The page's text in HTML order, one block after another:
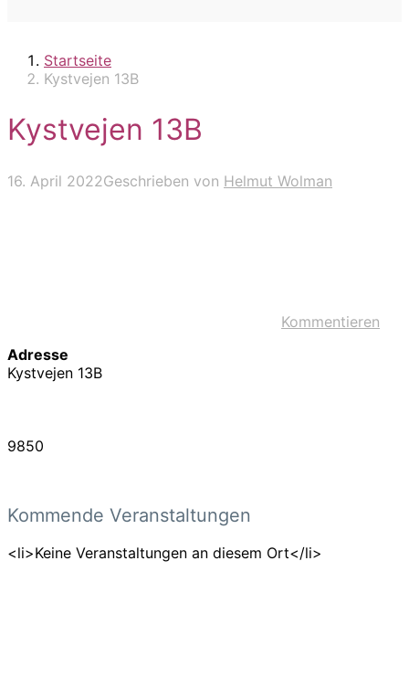
Startseite
Kystvejen 13B
Kystvejen 13B
16. April 2022Geschrieben von Helmut Wolman
Kommentieren
Adresse
Kystvejen 13B
9850
Kommende Veranstaltungen
<li>Keine Veranstaltungen an diesem Ort</li>